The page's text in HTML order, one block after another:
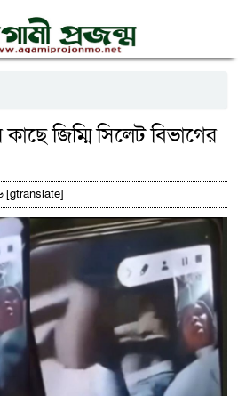
জিম্মি সিলেট বিভাগের
[gtranslate]